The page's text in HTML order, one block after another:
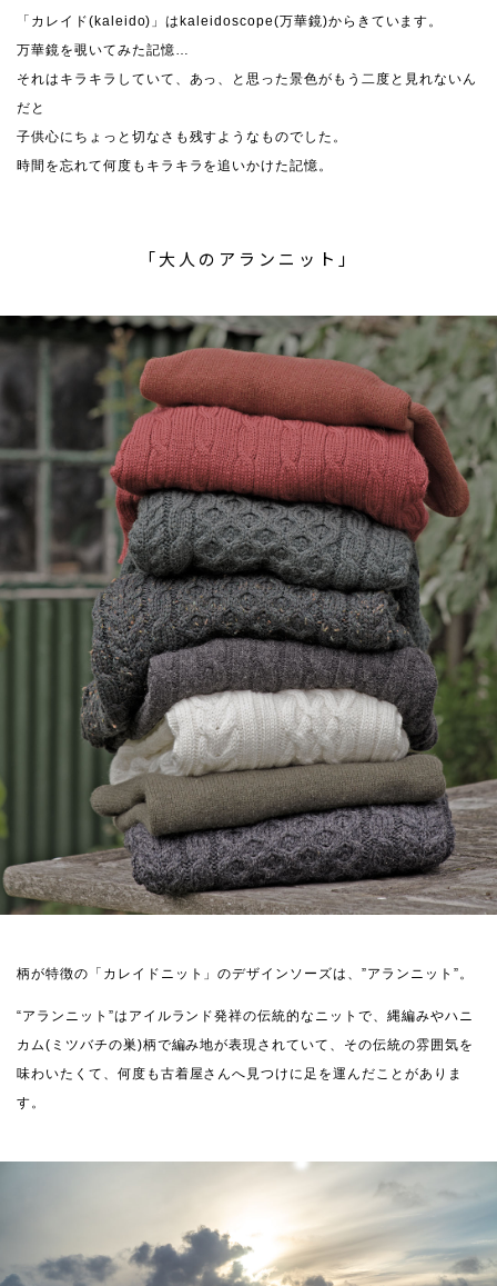
「カレイド(kaleido)」はkaleidoscope(万華鏡)からきています。
万華鏡を覗いてみた記憶…
それはキラキラしていて、あっ、と思った景色がもう二度と見れないん
だと
子供心にちょっと切なさも残すようなものでした。
時間を忘れて何度もキラキラを追いかけた記憶。
「大人のアランニット」
柄が特徴の「カレイドニット」のデザインソーズは、”アランニット”。
“アランニット”はアイルランド発祥の伝統的なニットで、縄編みやハニ
カム(ミツバチの巣)柄で編み地が表現されていて、その伝統の雰囲気を
味わいたくて、何度も古着屋さんへ見つけに足を運んだことがありま
す。